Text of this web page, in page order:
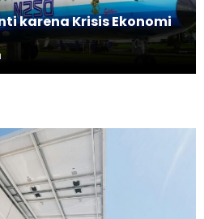
karena Krisis Ekonomi